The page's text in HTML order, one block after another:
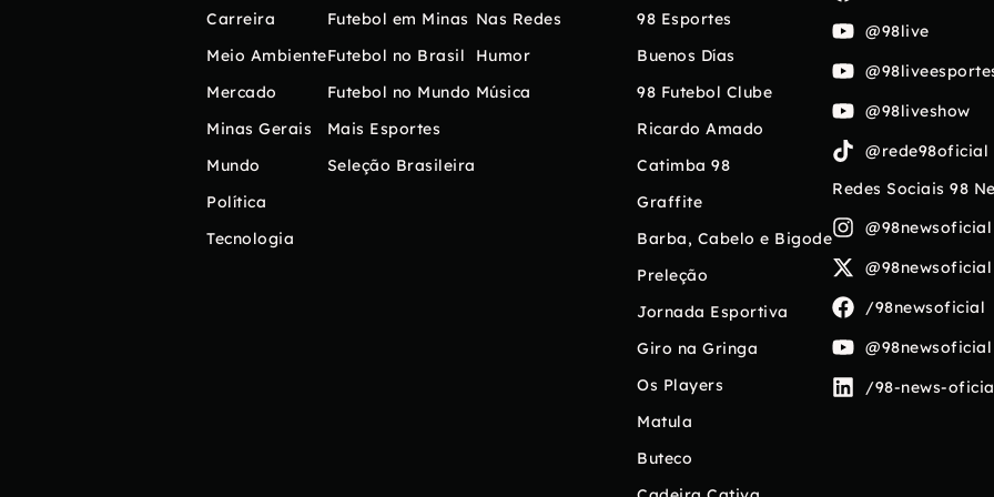
Carreira
Meio Ambiente
Mercado
Minas Gerais
Mundo
Política
Tecnologia
Futebol em Minas
Futebol no Brasil
Futebol no Mundo
Mais Esportes
Seleção Brasileira
Nas Redes
Humor
Música
98 Esportes
Buenos Días
98 Futebol Clube
Ricardo Amado
Catimba 98
Graffite
Barba, Cabelo e Bigode
Preleção
Jornada Esportiva
Giro na Gringa
Os Players
Matula
Buteco
@98live
@98liveshow
@rede98oficial
Redes Sociais 98
@98newsoficial
@98newsoficial
/98newsoficial
@98newsoficial
/98-news-